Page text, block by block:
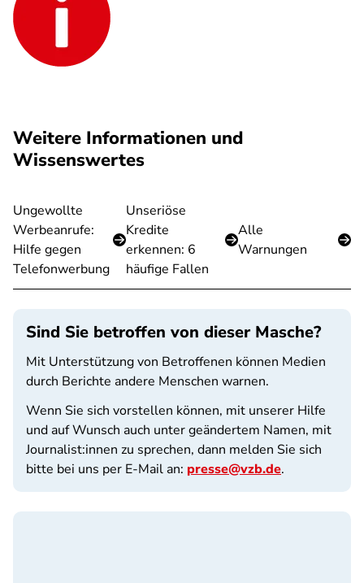
Weitere Informationen und
Wissenswertes
Ungewollte
Werbeanrufe:
Hilfe gegen
Telefonwerbung
Unseriöse
Kredite
erkennen: 6
häufige Fallen
Alle
Warnungen
Sind Sie betroffen von dieser Masche?
Mit Unterstützung von Betroffenen können Medien
durch Berichte andere Menschen warnen.
Wenn Sie sich vorstellen können, mit unserer Hilfe
und auf Wunsch auch unter geändertem Namen, mit
Journalist:innen zu sprechen, dann melden Sie sich
bitte bei uns per E-Mail an: presse@vzb.de.